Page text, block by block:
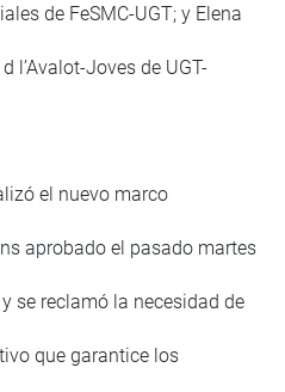
de FeSMC-UGT; y Elena
l’Avalot-Joves de UGT-
el nuevo marco
aprobado el pasado martes
se reclamó la necesidad de
que garantice los